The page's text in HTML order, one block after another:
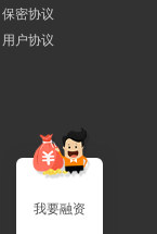
保密协议
用户协议
我要融资